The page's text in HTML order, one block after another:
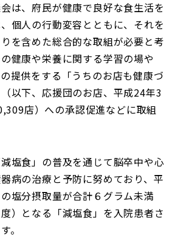
は、府民が健康で良好な食生活を
個人の行動変容とともに、それを
を含めた総合的な取組が必要と考
健康や栄養に関する学習の場や
提供をする「うちのお店も健康づ
以下、応援団のお店、平成24年3
店）への承認促進などに取組
塩食」の普及を通じて脳卒中や心
病の治療と予防に努めており、平
塩分摂取量が合計６グラム未満
度）となる「減塩食」を入院患者さ
。